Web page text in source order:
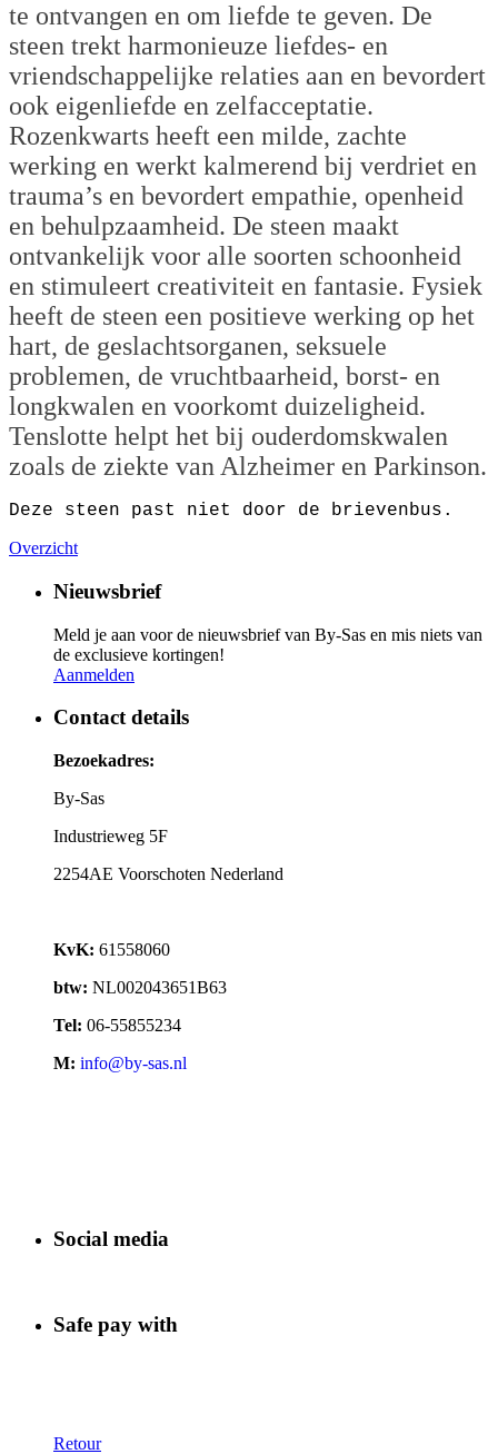
te ontvangen en om liefde te geven. De
steen trekt harmonieuze liefdes- en
vriendschappelijke relaties aan en bevordert
ook eigenliefde en zelfacceptatie.
Rozenkwarts heeft een milde, zachte
werking en werkt kalmerend bij verdriet en
trauma’s en bevordert empathie, openheid
en behulpzaamheid. De steen maakt
ontvankelijk voor alle soorten schoonheid
en stimuleert creativiteit en fantasie. Fysiek
heeft de steen een positieve werking op het
hart, de geslachtsorganen, seksuele
problemen, de vruchtbaarheid, borst- en
longkwalen en voorkomt duizeligheid.
Tenslotte helpt het bij ouderdomskwalen
zoals de ziekte van Alzheimer en Parkinson.
Deze steen past niet door de brievenbus.
Overzicht
Nieuwsbrief
Meld je aan voor de nieuwsbrief van By-Sas en mis niets van
de exclusieve kortingen!
Aanmelden
Contact details
Bezoekadres:
By-Sas
Industrieweg 5F
2254AE Voorschoten Nederland
KvK: 61558060
btw: NL002043651B63
Tel: 06-55855234
M: info@by-sas.nl
Social media
Safe pay with
Retour